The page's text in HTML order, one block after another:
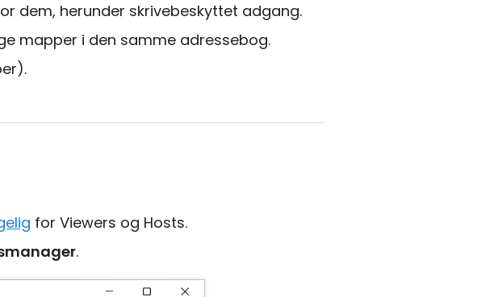
dem, herunder skrivebeskyttet adgang.
mapper i den samme adressebog.
for Viewers og Hosts.
.